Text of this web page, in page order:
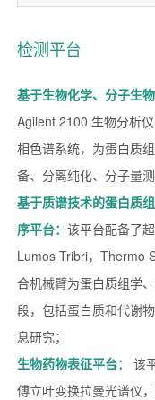
检测平台
基于生物化学、分子生
Agilent 2100 生物分析
相色谱系统，为蛋白质
备、分离纯化、分子量
基于质谱技术的蛋白质
序平台： 该平台配备了
Lumos Tribri，Thermo
合机械臂为蛋白质组学
段，包括蛋白质和代谢
息研究；
生物药物表征平台：
该
傅立叶变换拉曼光谱仪